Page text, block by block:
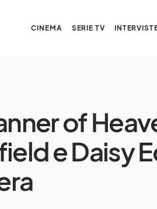
CINEMA SERIE TV
of
e Daisy